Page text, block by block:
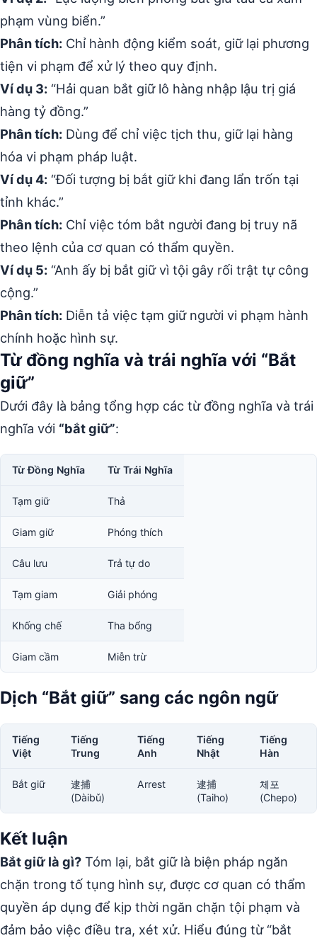
phạm vùng biển.”
Phân tích: Chỉ hành động kiểm soát, giữ lại phương
tiện vi phạm để xử lý theo quy định.
Ví dụ 3: “Hải quan bắt giữ lô hàng nhập lậu trị giá
hàng tỷ đồng.”
Phân tích: Dùng để chỉ việc tịch thu, giữ lại hàng
hóa vi phạm pháp luật.
Ví dụ 4: “Đối tượng bị bắt giữ khi đang lẩn trốn tại
tỉnh khác.”
Phân tích: Chỉ việc tóm bắt người đang bị truy nã
theo lệnh của cơ quan có thẩm quyền.
Ví dụ 5: “Anh ấy bị bắt giữ vì tội gây rối trật tự công
cộng.”
Phân tích: Diễn tả việc tạm giữ người vi phạm hành
chính hoặc hình sự.
Từ đồng nghĩa và trái nghĩa với “Bắt
giữ”
Dưới đây là bảng tổng hợp các từ đồng nghĩa và trái
nghĩa với “bắt giữ”:
Từ Đồng Nghĩa Từ Trái Nghĩa
Tạm giữ Thả
Giam giữ Phóng thích
Câu lưu Trả tự do
Tạm giam Giải phóng
Khống chế Tha bổng
Giam cầm Miễn trừ
Dịch “Bắt giữ” sang các ngôn ngữ
Tiếng
Việt
Tiếng
Trung
Tiếng
Anh
Tiếng
Nhật
Tiếng
Hàn
Bắt giữ
逮捕
(Dàibǔ)
Arrest
逮捕
(Taiho)
체포
(Chepo)
Kết luận
Bắt giữ là gì? Tóm lại, bắt giữ là biện pháp ngăn
chặn trong tố tụng hình sự, được cơ quan có thẩm
quyền áp dụng để kịp thời ngăn chặn tội phạm và
đảm bảo việc điều tra, xét xử. Hiểu đúng từ “bắt